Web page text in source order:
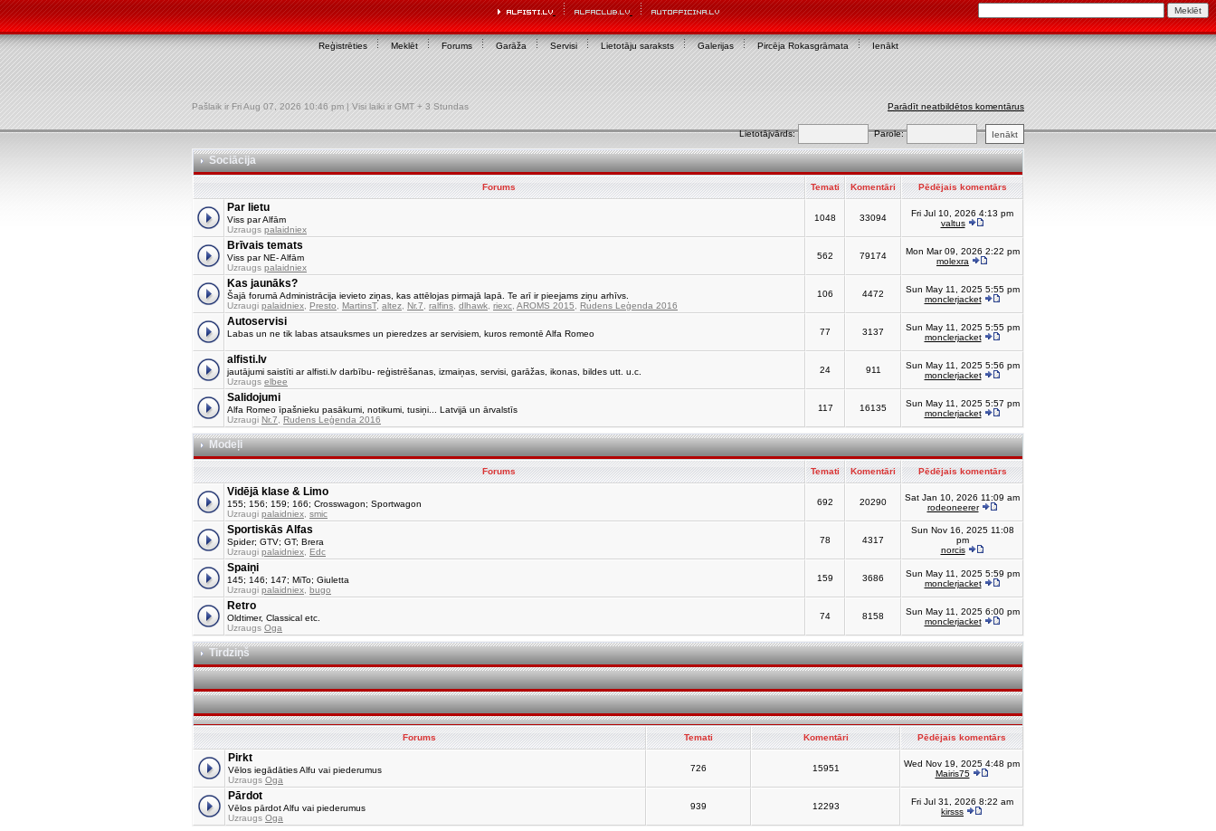
Reģistrēties Meklēt Forums Garāža Servisi Lietotāju saraksts Galerijas Pircēja Rokasgrāmata Ienākt
Pašlaik ir Fri Aug 07, 2026 10:46 pm | Visi laiki ir GMT + 3 Stundas Parādīt neatbildētos komentārus
Lietotājvārds: Parole:
Sociācija
Forums Temati Komentāri Pēdējais komentārs
Par lietu
Viss par Alfām
Uzraugs palaidniex
1048 33094
Fri Jul 10, 2026 4:13 pm
valtus
Brīvais temats
Viss par NE- Alfām
Uzraugs palaidniex
562 79174
Mon Mar 09, 2026 2:22 pm
molexra
Kas jaunāks?
Šajā forumā Administrācija ievieto ziņas, kas attēlojas pirmajā lapā. Te arī ir pieejams ziņu arhīvs.
Uzraugi palaidniex Presto MartinsT, altez Nr.7 ralfins dlhawk riexc AROMS 2015 Rudens Leģenda 2016
106 4472
Sun May 11, 2025 5:55 pm
monclerjacket
Autoservisi
Labas un ne tik labas atsauksmes un pieredzes ar servisiem, kuros remontē Alfa Romeo 77 3137
Sun May 11, 2025 5:55 pm
monclerjacket
alfisti.lv
jautājumi saistīti ar alfisti.lv darbību- reģistrēšanas, izmaiņas, servisi, garāžas, ikonas, bildes utt. u.c.
Uzraugs elbee
24 911
Sun May 11, 2025 5:56 pm
monclerjacket
Salidojumi
Alfa Romeo īpašnieku pasākumi, notikumi, tusiņi... Latvijā un ārvalstīs
Uzraugi Nr.7 Rudens Leģenda 2016
117 16135
Sun May 11, 2025 5:57 pm
monclerjacket
Modeļi
Forums Temati Komentāri Pēdējais komentārs
Vidējā klase & Limo
155; 156; 159; 166; Crosswagon; Sportwagon
Uzraugi palaidniex smic
692 20290
Sat Jan 10, 2026 11:09 am
rodeoneerer
Sportiskās Alfas
Spider; GTV; GT; Brera
Uzraugi palaidniex Edc
78 4317
Sun Nov 16, 2025 11:08
pm
norcis
Spaiņi
145; 146; 147; MiTo; Giuletta
Uzraugi palaidniex bugo
159 3686
Sun May 11, 2025 5:59 pm
monclerjacket
Retro
Oldtimer, Classical etc.
Uzraugs Oga
74 8158
Sun May 11, 2025 6:00 pm
monclerjacket
Tirdziņš
Forums Temati Komentāri Pēdējais komentārs
Pirkt
Vēlos iegādāties Alfu vai piederumus
Uzraugs Oga
726 15951
Wed Nov 19, 2025 4:48 pm
Mairis75
Pārdot
Vēlos pārdot Alfu vai piederumus
Uzraugs Oga
939 12293
Fri Jul 31, 2026 8:22 am
kirsss